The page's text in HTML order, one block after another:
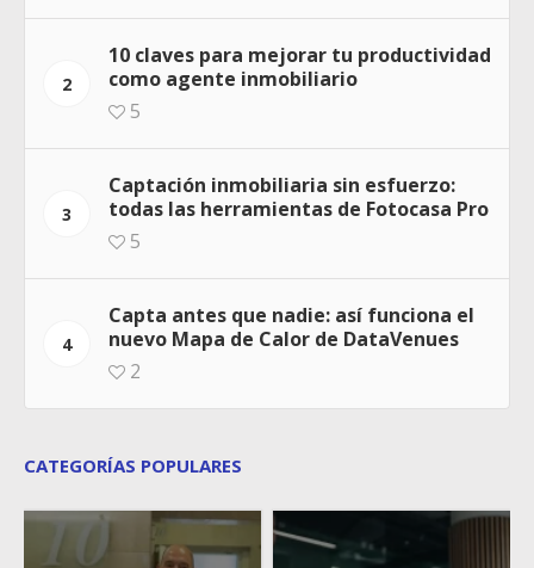
2
10 claves para mejorar tu productividad
como agente inmobiliario
5
3
Captación inmobiliaria sin esfuerzo:
todas las herramientas de Fotocasa Pro
5
4
Capta antes que nadie: así funciona el
nuevo Mapa de Calor de DataVenues
2
CATEGORÍAS POPULARES